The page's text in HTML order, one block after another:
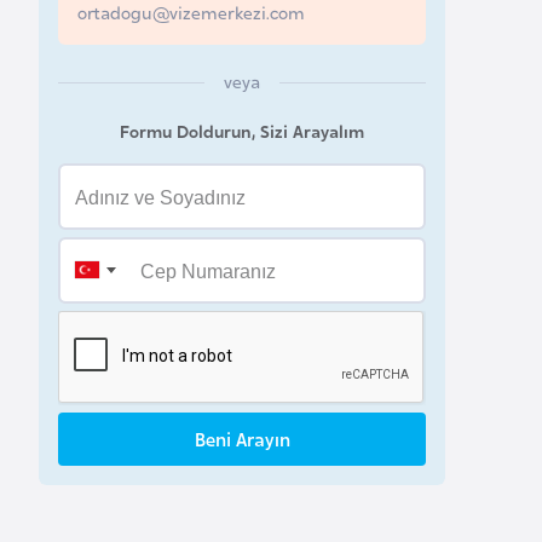
ortadogu@vizemerkezi.com
veya
Formu Doldurun, Sizi Arayalım
Beni Arayın
r
e
n
n
g
a